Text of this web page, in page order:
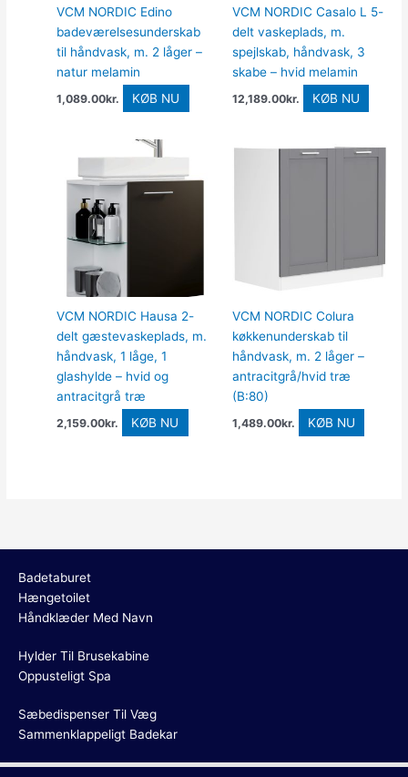
VCM NORDIC Edino
badeværelsesunderskab
til håndvask, m. 2 låger –
natur melamin
1,089.00kr. KØB NU
VCM NORDIC Casalo L 5-
delt vaskeplads, m.
spejlskab, håndvask, 3
skabe – hvid melamin
12,189.00kr. KØB NU
VCM NORDIC Hausa 2-
delt gæstevaskeplads, m.
håndvask, 1 låge, 1
glashylde – hvid og
antracitgrå træ
2,159.00kr. KØB NU
VCM NORDIC Colura
køkkenunderskab til
håndvask, m. 2 låger –
antracitgrå/hvid træ
(B:80)
1,489.00kr. KØB NU
Badetaburet
Hængetoilet
Håndklæder Med Navn
Hylder Til Brusekabine
Oppusteligt Spa
Sæbedispenser Til Væg
Sammenklappeligt Badekar